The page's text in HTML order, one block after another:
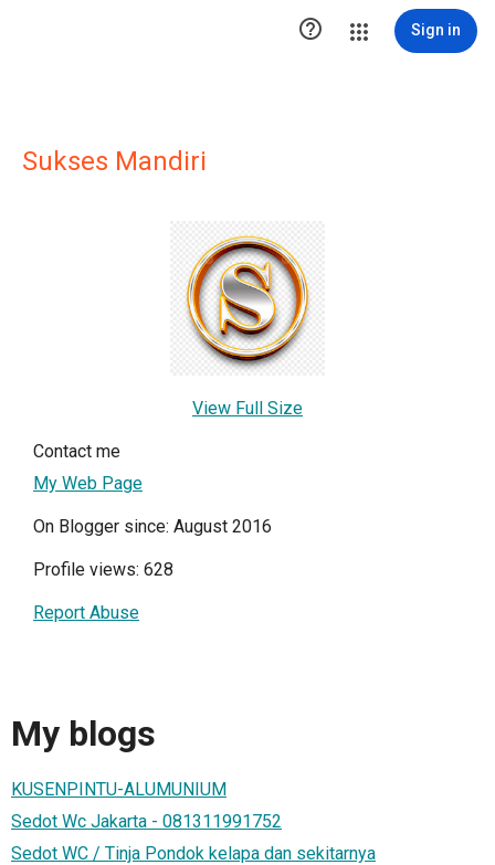
 Sign in
Sukses Mandiri
View Full Size
Contact me
My Web Page
On Blogger since: August 2016
Profile views: 628
Report Abuse
My blogs
KUSENPINTU-ALUMUNIUM
Sedot Wc Jakarta - 081311991752
Sedot WC / Tinja Pondok kelapa dan sekitarnya